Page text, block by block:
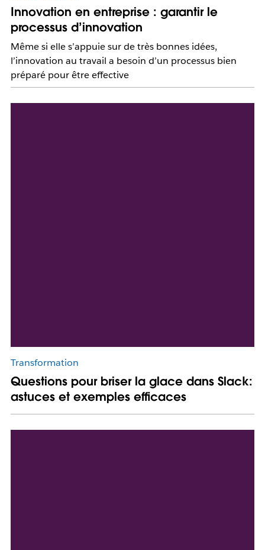
Innovation en entreprise : garantir le
processus d’innovation
Même si elle s’appuie sur de très bonnes idées,
l’innovation au travail a besoin d’un processus bien
préparé pour être effective
Transformation
Questions pour briser la glace dans Slack:
astuces et exemples efficaces